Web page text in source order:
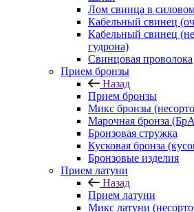
Лом свинца в
Кабельный свинец
Кабельный свинец
гудрона)
Свинцовая проволока
Прием бронзы
Назад
Прием бронзы
Микс бронзы
Марочная бронза
Бронзовая стружка
Кусковая бронза
Бронзовые изделия
Прием латуни
Назад
Прием латуни
Микс латуни